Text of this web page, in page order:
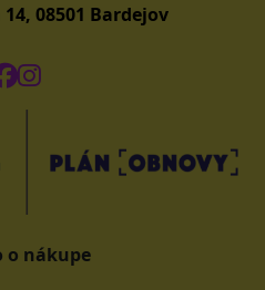
08501 Bardejov
o nákupe